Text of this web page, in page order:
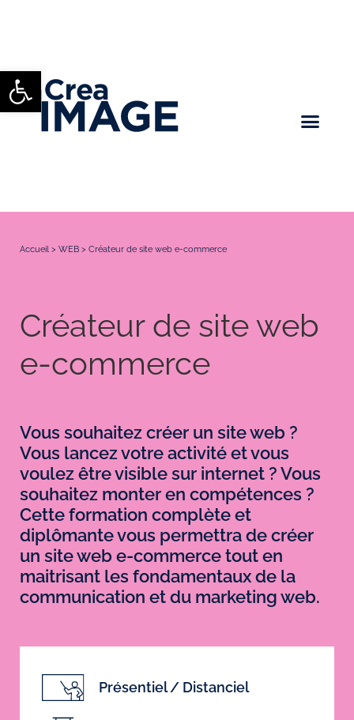
Ouvrir la barre d’outils
Accueil > WEB > Créateur de site web e-commerce
Créateur de site web
e-commerce
Vous souhaitez créer un site web ?
Vous lancez votre activité et vous
voulez être visible sur internet ? Vous
souhaitez monter en compétences ?
Cette formation complète et
diplômante vous permettra de créer
un site web e-commerce tout en
maitrisant les fondamentaux de la
communication et du marketing web.
Présentiel / Distanciel